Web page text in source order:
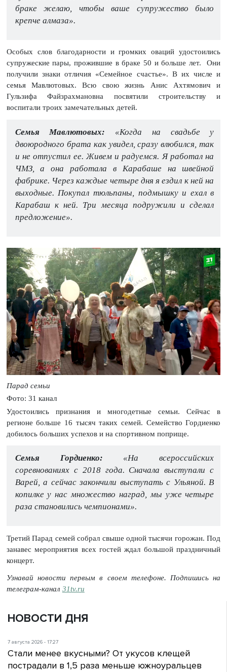
браке желаю, чтобы ваше супружество было
крепче алмаза».
Особых слов благодарности и громких оваций удостоились
супружеские пары, прожившие в браке 50 и больше лет. Они
получили знаки отличия «Семейное счастье». В их числе и
семья Мавлютовых. Всю свою жизнь Анис Ахтямович и
Гульзифа Файзрахмановна посвятили строительству и
воспитали троих замечательных детей.
Семья Мавлютовых: «Когда на свадьбе у
двоюродного брата как увидел, сразу влюбился, так
и не отпустил ее. Живем и радуемся. Я работал на
ЧМЗ, а она работала в Карабаше на швейной
фабрике. Через каждые четыре дня я ездил к ней на
выходные. Покупал тюльпаны, подмышку и ехал в
Карабаш к ней. Три месяца подружили и сделал
предложение».
Парад семьи
Фото: 31 канал
Удостоились признания и многодетные семьи. Сейчас в
регионе больше 16 тысяч таких семей. Семейство Гордиенко
добилось больших успехов и на спортивном поприще.
Семья Гордиенко: «На всероссийских
соревнованиях с 2018 года. Сначала выступали с
Варей, а сейчас закончили выступать с Ульяной. В
копилке у нас множество наград, мы уже четыре
раза становились чемпионами».
Третий Парад семей собрал свыше одной тысячи горожан. Под
занавес мероприятия всех гостей ждал большой праздничный
концерт.
Узнавай новости первым в своем телефоне. Подпишись на
телеграм-канал 31tv.ru
НОВОСТИ ДНЯ
7 августа 2026 - 17:27
Стали менее вкусными? От укусов клещей
пострадали в 1,5 раза меньше южноуральцев